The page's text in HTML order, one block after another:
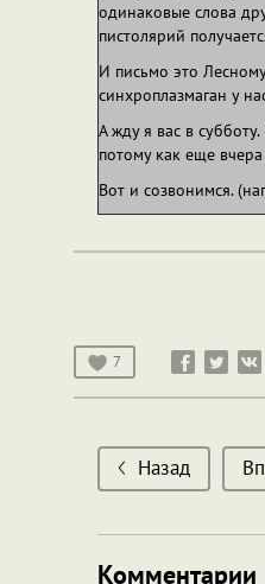
одинаковые слова
пистолярий
И письмо это
синхроплазмаган у
А жду я вас в
потому как еще
Вот и созвонимся.
7
Назад
Комментарии